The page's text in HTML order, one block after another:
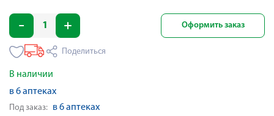
Оформить заказ
Поделиться
В наличии
в 6 аптеках
Под заказ: в 6 аптеках